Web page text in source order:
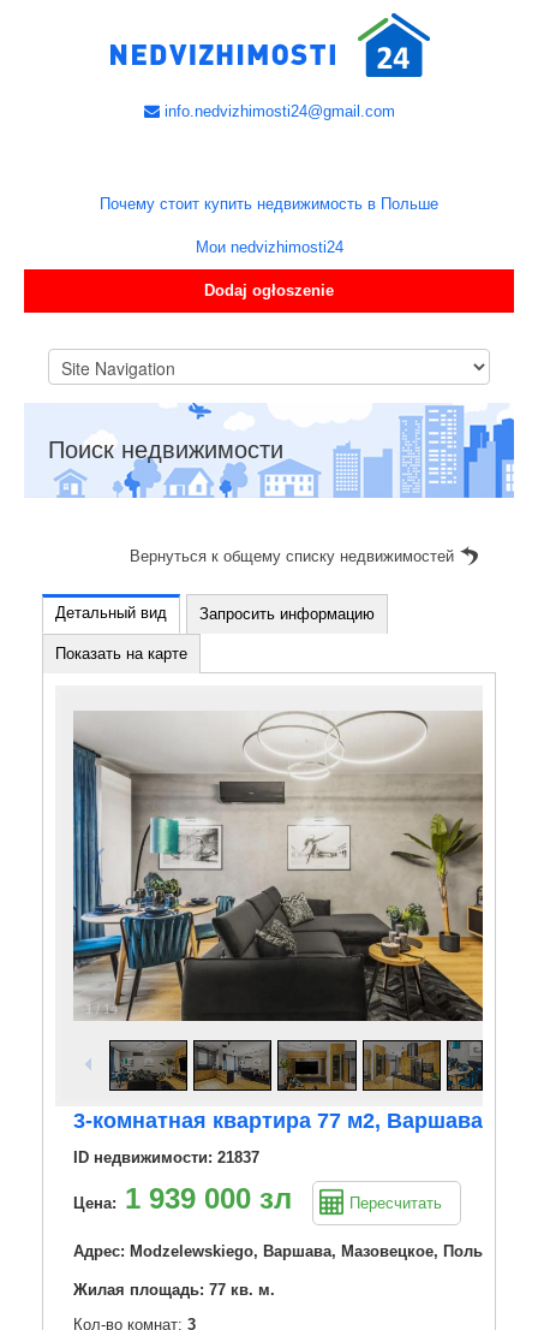
info.nedvizhimosti24@gmail.com
Почему стоит купить недвижимость в Польше
Мои nedvizhimosti24
Dodaj ogłoszenie
Поиск недвижимости
Вернуться к общему списку недвижимостей
Детальный вид Запросить информацию
Показать на карте
1 /14
3-комнатная квартира 77 м2, Варшава
ID недвижимости: 21837
Цена: 1 939 000 зл Пересчитать
Адрес: Modzelewskiego, Варшава, Мазовецкое, Польша
Жилая площадь: 77 кв. м.
Кол-во комнат: 3